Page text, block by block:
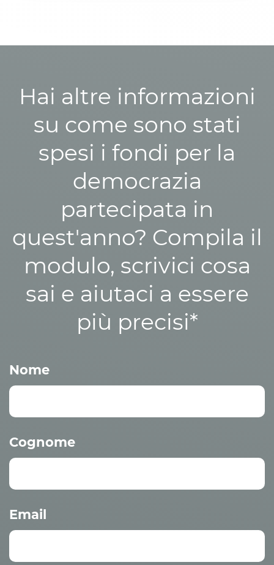
Hai altre informazioni
su come sono stati
spesi i fondi per la
democrazia
partecipata in
quest'anno? Compila il
modulo, scrivici cosa
sai e aiutaci a essere
più precisi*
Nome
Cognome
Email